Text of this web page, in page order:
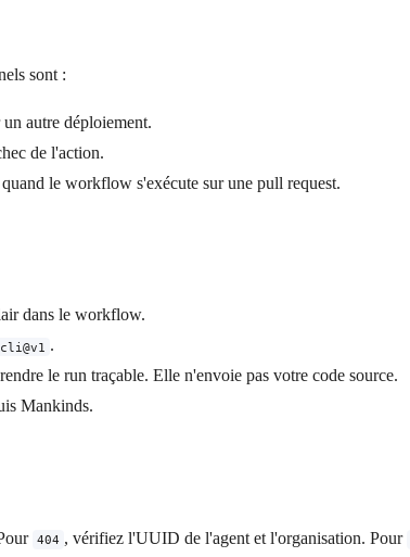
sont :
autre déploiement.
de l'action.
le workflow s'exécute sur une pull request.
dans le workflow.
.
le run traçable. Elle n'envoie pas votre code source.
Mankinds.
404 , vérifiez l'UUID de l'agent et l'organisation. Pour